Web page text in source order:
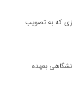
که به تصویب
بعهده